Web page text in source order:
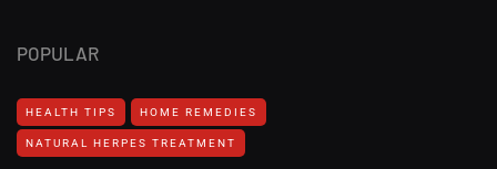
POPULAR
HEALTH TIPS HOME REMEDIES
NATURAL HERPES TREATMENT‎